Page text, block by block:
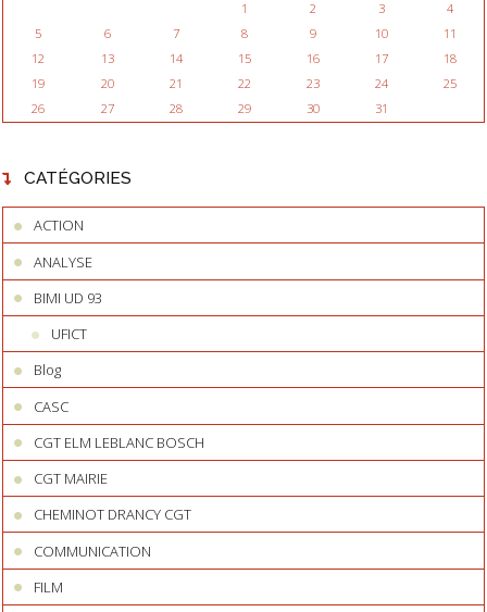
1 2 3
4
5
6 7 8 9 10
11
12
13 14 15 16 17
18
19
20 21 22 23 24
25
26
27 28 29 30 31
CATÉGORIES
ACTION
ANALYSE
BIMI UD 93
UFICT
Blog
CASC
CGT ELM LEBLANC BOSCH
CGT MAIRIE
CHEMINOT DRANCY CGT
COMMUNICATION
FILM